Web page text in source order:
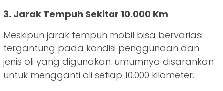
3. Jarak Tempuh Sekitar 10.000 Km
Meskipun jarak tempuh mobil bisa bervariasi
tergantung pada kondisi penggunaan dan
jenis oli yang digunakan, umumnya disarankan
untuk mengganti oli setiap 10.000 kilometer.